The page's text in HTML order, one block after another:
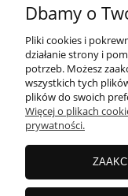
Dbamy o
Pliki cookies i
działanie strony i
potrzeb. Możesz
wszystkich tych
plików do swoich
Więcej o plikach
prywatności.